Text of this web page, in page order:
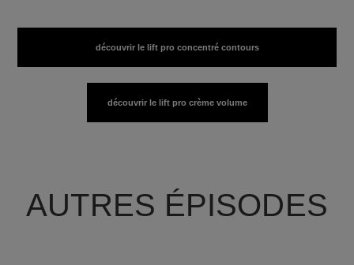
découvrir le lift pro concentré contours
découvrir le lift pro crème volume
AUTRES ÉPISODES